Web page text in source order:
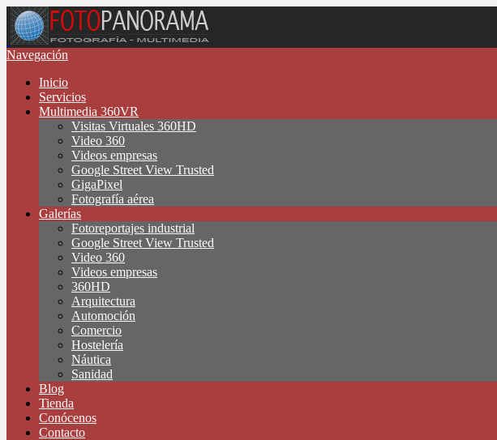
Navegación
Inicio
Servicios
Multimedia 360VR
Visitas Virtuales 360HD
Video 360
Videos empresas
Google Street View Trusted
GigaPixel
Fotografía aérea
Galerías
Fotoreportajes industrial
Google Street View Trusted
Video 360
Videos empresas
360HD
Arquitectura
Automoción
Comercio
Hostelería
Náutica
Sanidad
Blog
Tienda
Conócenos
Contacto